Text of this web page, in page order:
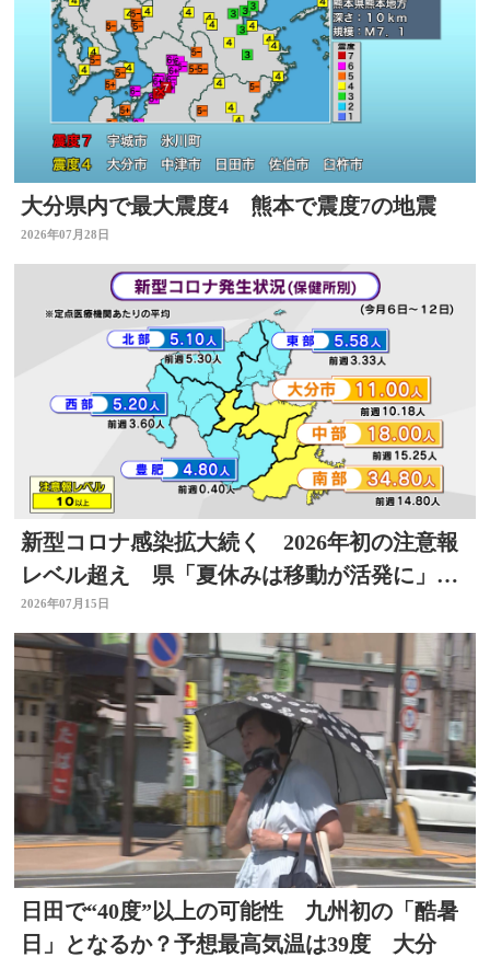
大分県内で最大震度4 熊本で震度7の地震
2026年07月28日
新型コロナ感染拡大続く 2026年初の注意報
レベル超え 県「夏休みは移動が活発に」感
染対策を 大分
2026年07月15日
日田で“40度”以上の可能性 九州初の「酷暑
日」となるか？予想最高気温は39度 大分